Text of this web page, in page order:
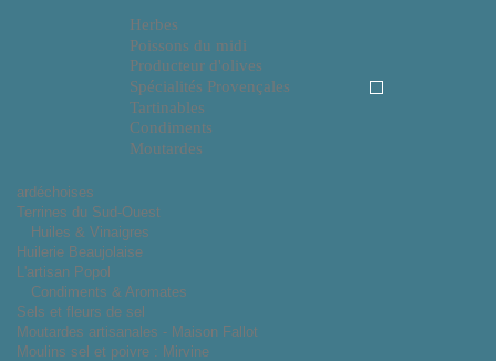
Herbes
Poissons du midi
Producteur d'olives
Spécialités Provençales
Tartinables
Condiments
Moutardes
ardéchoises
Terrines du Sud-Ouest
Huiles & Vinaigres
Huilerie Beaujolaise
L'artisan Popol
Condiments & Aromates
Sels et fleurs de sel
Moutardes artisanales - Maison Fallot
Moulins sel et poivre : Mirvine